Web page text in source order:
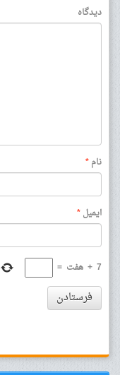
دیدگاه
نام*
ایمیل*
7
+ هفت =
فرستادن